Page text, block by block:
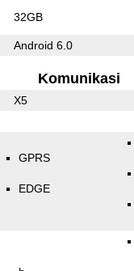
32GB
Android 6.0
Komunikasi
X5
GPRS
EDGE